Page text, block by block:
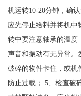
机运转10-20分钟，确
应先停止给料并将机中
转中要注意轴承的温度
声音和振动有无异常。
破碎的物件卡住，或机
防止过载； 5、检查破